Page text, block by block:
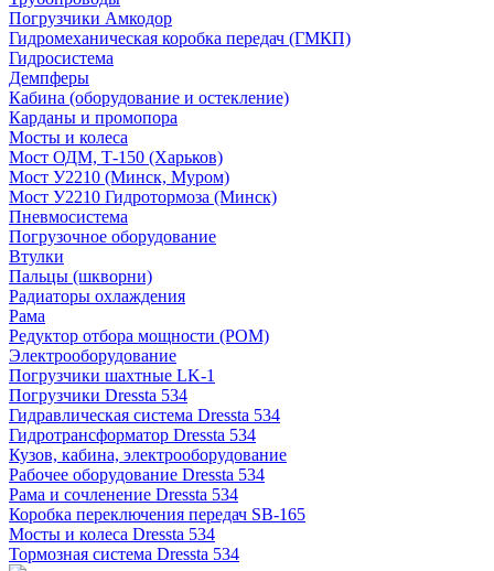
Погрузчики Амкодор
Гидромеханическая коробка передач (ГМКП)
Гидросистема
Демпферы
Кабина (оборудование и остекление)
Карданы и промопора
Мосты и колеса
Мост ОДМ, Т-150 (Харьков)
Мост У2210 (Минск, Муром)
Мост У2210 Гидротормоза (Минск)
Пневмосистема
Погрузочное оборудование
Втулки
Пальцы (шкворни)
Радиаторы охлаждения
Рама
Редуктор отбора мощности (РОМ)
Электрооборудование
Погрузчики шахтные LK-1
Погрузчики Dressta 534
Гидравлическая система Dressta 534
Гидротрансформатор Dressta 534
Кузов, кабина, электрооборудование
Рабочее оборудование Dressta 534
Рама и сочленение Dressta 534
Коробка переключения передач SB-165
Мосты и колеса Dressta 534
Тормозная система Dressta 534